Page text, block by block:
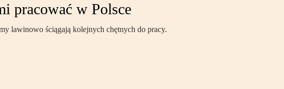
pracować w Polsce
lawinowo ściągają kolejnych chętnych do pracy.